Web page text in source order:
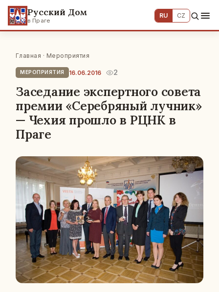
Русский Дом
в Праге
RU CZ
Главная · Мероприятия
МЕРОПРИЯТИЯ 16.06.2016 2
Заседание экспертного совета
премии «Серебряный лучник»
— Чехия прошло в РЦНК в
Праге